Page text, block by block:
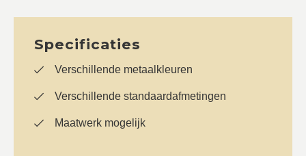
Specificaties
Verschillende metaalkleuren
Verschillende standaardafmetingen
Maatwerk mogelijk